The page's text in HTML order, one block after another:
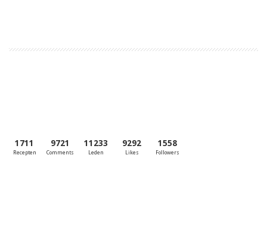
1711
Recepten
9721
Comments
11233
Leden
9292
Likes
1558
Followers